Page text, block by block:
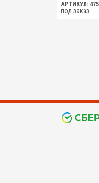
АРТИКУЛ:
под заказ